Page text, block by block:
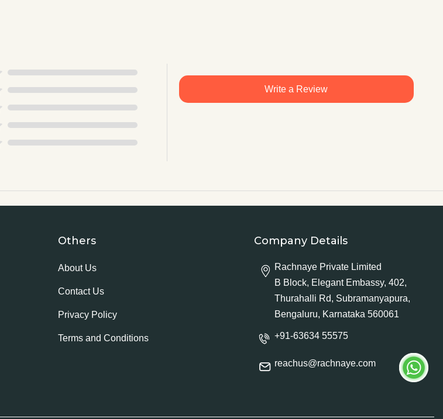
Write a Review
Others
About Us
Contact Us
Privacy Policy
Terms and Conditions
Company Details
Rachnaye Private Limited
B Block, Elegant Embassy, 402,
Thurahalli Rd, Subramanyapura,
Bengaluru, Karnataka 560061
+91-63634 55575
reachus@rachnaye.com